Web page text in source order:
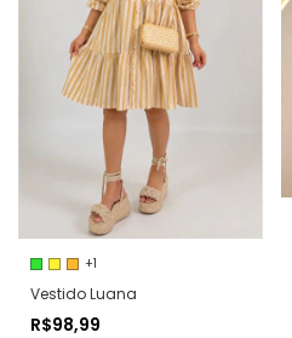
+1
Vestido Luana
R$98,99